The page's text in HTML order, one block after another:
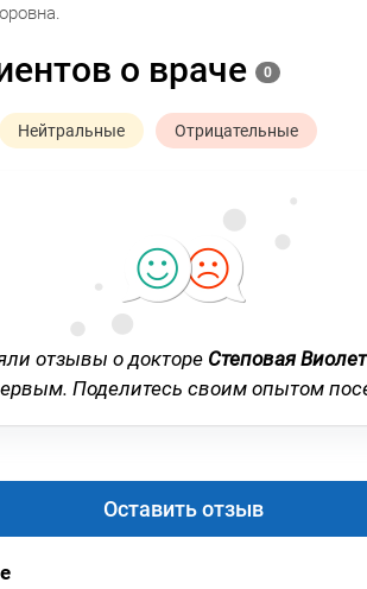
о враче 0
Нейтральные Отрицательные
отзывы о докторе Степовая
Поделитесь своим опытом
Оставить отзыв